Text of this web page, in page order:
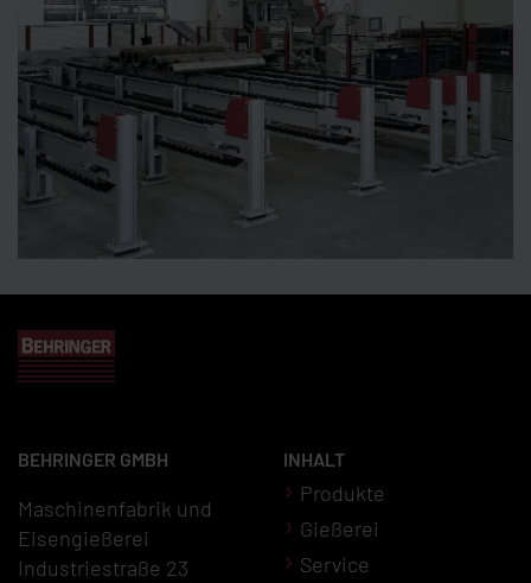
BEHRINGER GMBH
Maschinenfabrik und
Eisengießerei
Industriestraße 23
INHALT
Produkte
Gießerei
Service